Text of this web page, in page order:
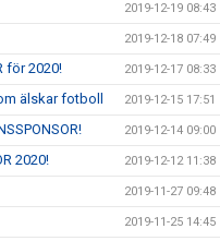
2019-12-19 08:43
2019-12-18 07:49
för 2020! 2019-12-17 08:33
älskar fotboll 2019-12-15 17:51
2019-12-14 09:00
2020! 2019-12-12 11:38
2019-11-27 09:48
2019-11-25 14:45